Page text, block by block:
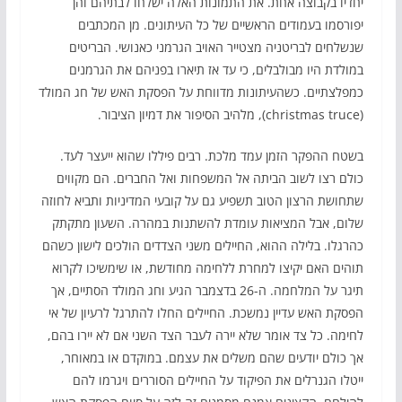
יפורסמו בעמודים הראשיים של כל העיתונים. מן המכתבים
שנשלחים לבריטניה מצטייר האויב הגרמני כאנושי. הבריטים
במולדת היו מבולבלים, כי עד אז תיארו בפניהם את הגרמנים
כמפלצתיים. כשהעיתונות מדווחת על הפסקת האש של חג המולד
(christmas truce), מלהיב הסיפור את דמיון הציבור.
בשטח ההפקר הזמן עמד מלכת. רבים פיללו שהוא ייעצר לעד.
כולם רצו לשוב הביתה אל המשפחות ואל החברים. הם מקווים
שתחושת הרצון הטוב תשפיע גם על קובעי המדיניות ותביא לחוזה
שלום, אבל המציאות עומדת להשתנות במהרה. השעון מתקתק
כהרגלו. בלילה ההוא, החיילים משני הצדדים הולכים לישון כשהם
תוהים האם יקיצו למחרת ללחימה מחודשת, או שימשיכו לקרוא
תיגר על המלחמה. ה-26 בדצמבר הגיע וחג המולד הסתיים, אך
הפסקת האש עדיין נמשכת. החיילים החלו להתרגל לרעיון של אי
לחימה. כל צד אומר שלא יירה לעבר הצד השני אם לא יירו בהם,
אך כולם יודעים שהם משלים את עצמם. במוקדם או במאוחר,
ייטלו הגנרלים את הפיקוד על החיילים הסוררים ויגרמו להם